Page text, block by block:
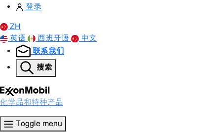
登录
ZH
英语
西班牙语 中文
联系我们
搜索
化学品和特种产品
Toggle menu